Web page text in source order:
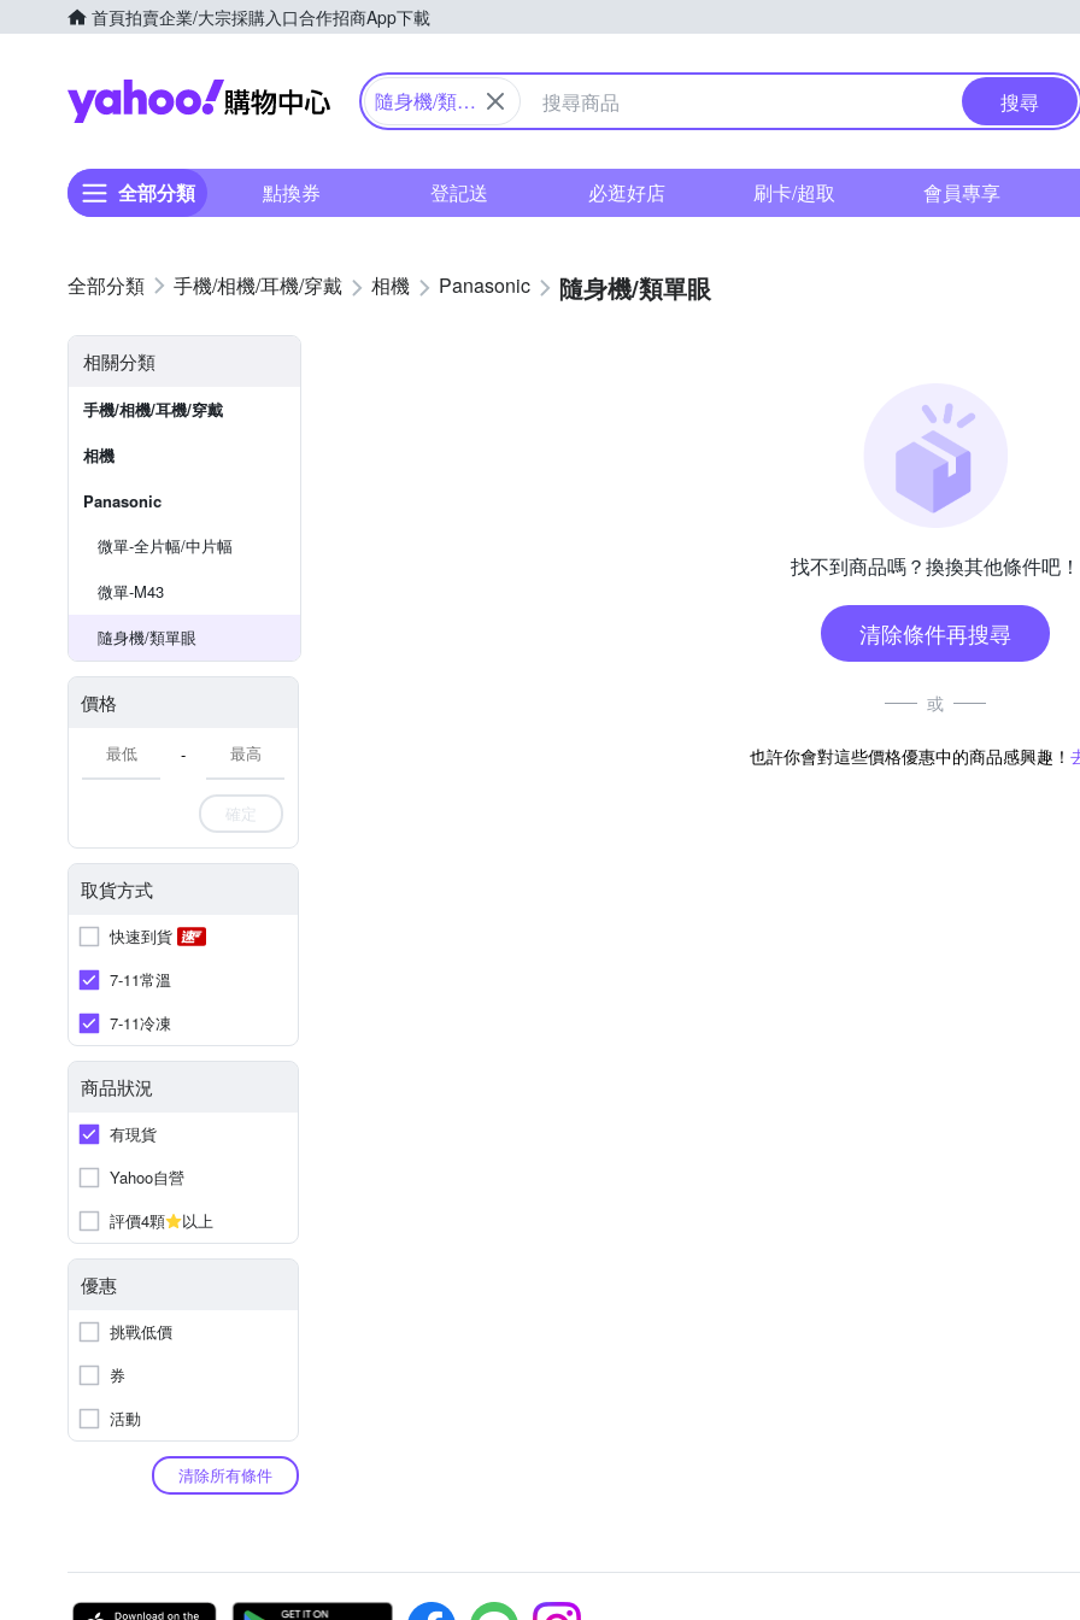
首頁拍賣企業/大宗採購入口合作招商App下載
Yahoo購物中心
隨身機/類單
搜尋
全部分類 點換券 登記送 必逛好店 刷卡/超取 會員專享
手機/相機/耳機/穿戴 相機 Panasonic 隨身機/類單眼
相關分類
手機/相機/耳機/穿戴
相機
Panasonic
微單-全片幅/中片幅
微單-M43
隨身機/類單眼
價格
-
確定
取貨方式
快速到貨
7-11常溫
7-11冷凍
商品狀況
有現貨
Yahoo自營
評價4顆
以上
優惠
挑戰低價
券
活動
清除所有條件
找不到商品嗎？換換其他條件吧！
清除條件再搜尋
或
也許你會對這些價格優惠中的商品感興趣！